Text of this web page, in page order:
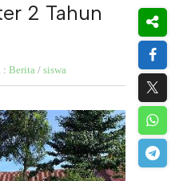
2 Tahun
: Berita / siswa